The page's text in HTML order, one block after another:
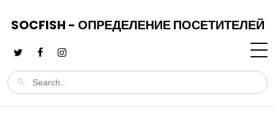
SOCFISH - ОПРЕДЕЛЕНИЕ ПОСЕТИТЕЛЕЙ